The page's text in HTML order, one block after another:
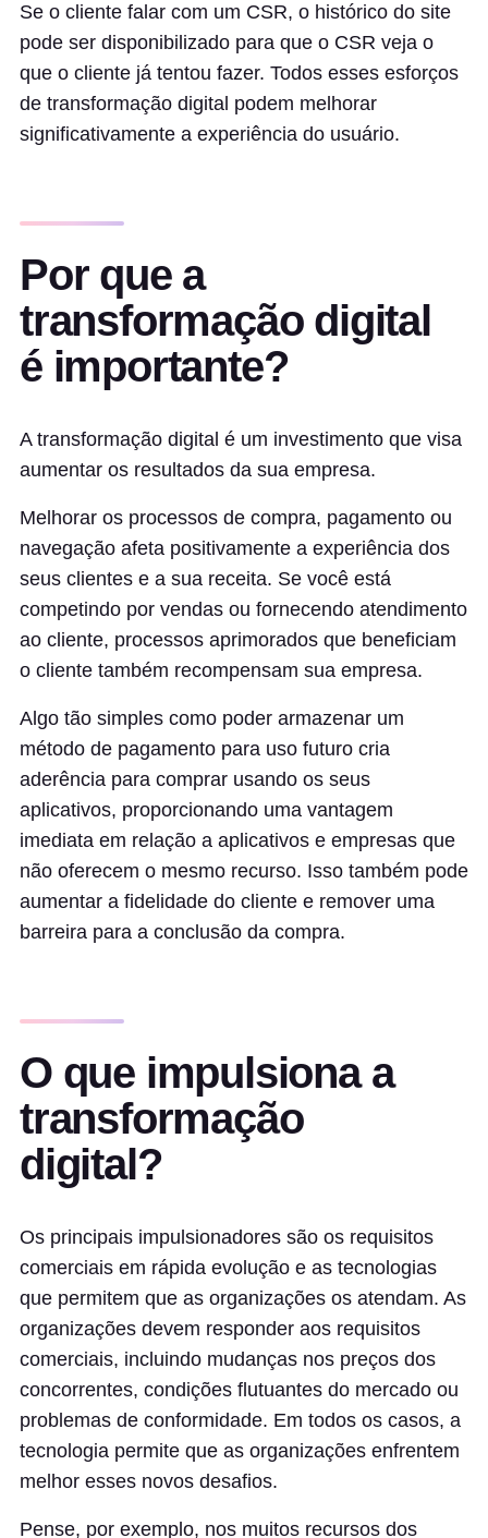
Se o cliente falar com um CSR, o histórico do site
pode ser disponibilizado para que o CSR veja o
que o cliente já tentou fazer. Todos esses esforços
de transformação digital podem melhorar
significativamente a experiência do usuário.
Por que a
transformação digital
é importante?
A transformação digital é um investimento que visa
aumentar os resultados da sua empresa.
Melhorar os processos de compra, pagamento ou
navegação afeta positivamente a experiência dos
seus clientes e a sua receita. Se você está
competindo por vendas ou fornecendo atendimento
ao cliente, processos aprimorados que beneficiam
o cliente também recompensam sua empresa.
Algo tão simples como poder armazenar um
método de pagamento para uso futuro cria
aderência para comprar usando os seus
aplicativos, proporcionando uma vantagem
imediata em relação a aplicativos e empresas que
não oferecem o mesmo recurso. Isso também pode
aumentar a fidelidade do cliente e remover uma
barreira para a conclusão da compra.
O que impulsiona a
transformação
digital?
Os principais impulsionadores são os requisitos
comerciais em rápida evolução e as tecnologias
que permitem que as organizações os atendam. As
organizações devem responder aos requisitos
comerciais, incluindo mudanças nos preços dos
concorrentes, condições flutuantes do mercado ou
problemas de conformidade. Em todos os casos, a
tecnologia permite que as organizações enfrentem
melhor esses novos desafios.
Pense, por exemplo, nos muitos recursos dos